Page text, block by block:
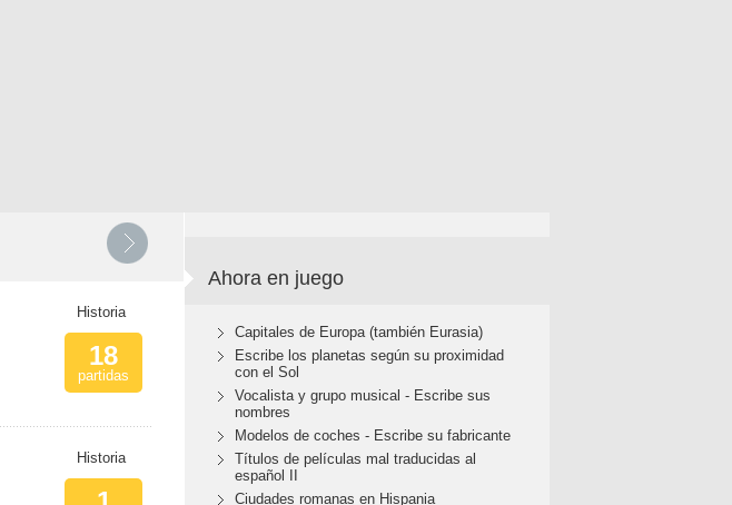
Historia
18
partidas
Historia
Ahora en juego
Capitales de Europa (también Eurasia)
Escribe los planetas según su proximidad
con el Sol
Vocalista y grupo musical - Escribe sus
nombres
Modelos de coches - Escribe su fabricante
Títulos de películas mal traducidas al
español II
Ciudades romanas en Hispania